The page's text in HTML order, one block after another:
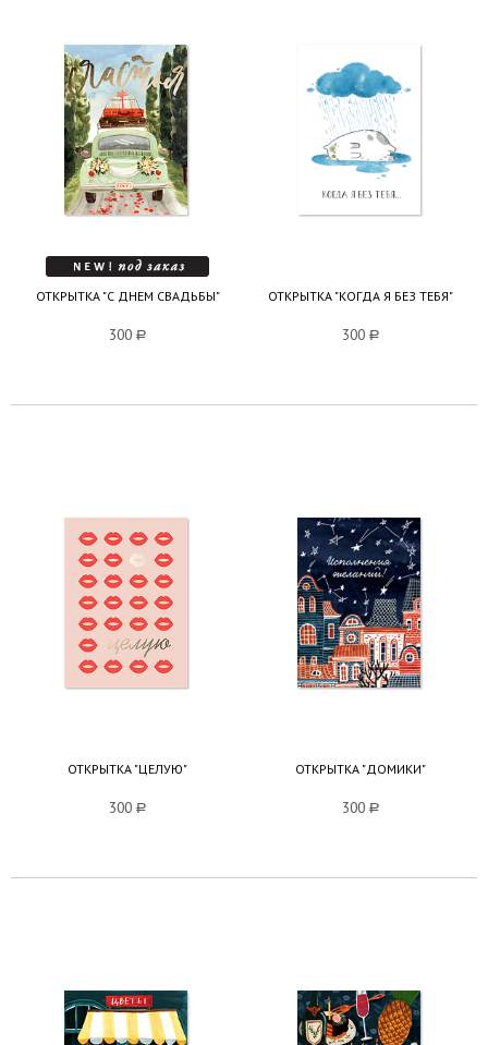
ОТКРЫТКА "С ДНЕМ СВАДЬБЫ"
300 a
ОТКРЫТКА "КОГДА Я БЕЗ ТЕБЯ"
300 a
ОТКРЫТКА "ЦЕЛУЮ"
300 a
ОТКРЫТКА "ДОМИКИ"
300 a